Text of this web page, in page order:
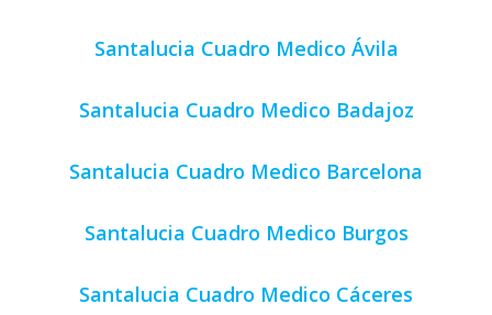
Santalucia Cuadro Medico Ávila
Santalucia Cuadro Medico Badajoz
Santalucia Cuadro Medico Barcelona
Santalucia Cuadro Medico Burgos
Santalucia Cuadro Medico Cáceres